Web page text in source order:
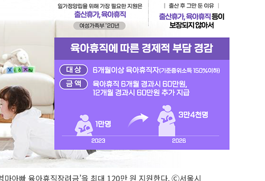
마아빠 육아휴직장려금’을 최대 120만 원 지원한다. Ⓒ서울시